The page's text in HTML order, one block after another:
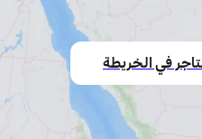
في الخريطة